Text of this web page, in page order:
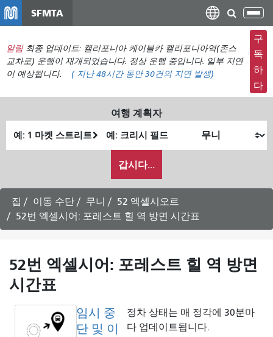
텐
츠
로
건
너
기
SFMTA
탐
색
메
뉴
전
환
알림 최종 업데이트: 캘리포니아 케이블카 캘리포니아역(존스
교차로) 운행이 재개되었습니다. 정상 운행 중입니다. 일부 지연
이 예상됩니다.
( 지난 48시간 동안30건의 지연 발생)
구
독
하
다
여행 계획자
가
여
행
하
고
은
방
갑시다...
집 이동 수단 무니
52 엑셀시오르
52번 엑셀시어: 포레스트 힐 역 방면 시간표
52번 엑셀시어: 포레스트 힐 역 방면
시간표
임시 중
단 및 이
정차 상태는 매 정각에 30분마
다 업데이트됩니다.